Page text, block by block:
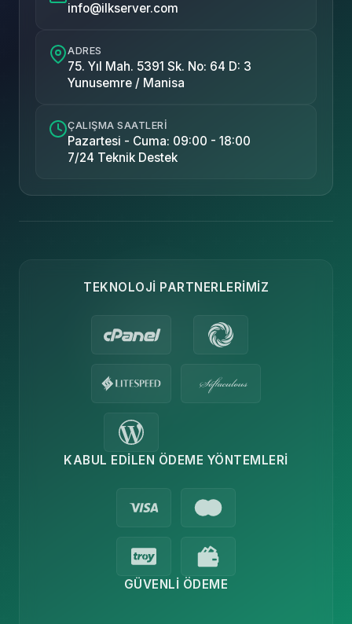
info@ilkserver.com
ADRES
75. Yıl Mah. 5391 Sk. No: 64 D: 3
Yunusemre / Manisa
ÇALIŞMA SAATLERI
Pazartesi - Cuma: 09:00 - 18:00
7/24 Teknik Destek
TEKNOLOJI PARTNERLERIMIZ
GÜVENLI ÖDEME
KABUL EDILEN ÖDEME YÖNTEMLERI